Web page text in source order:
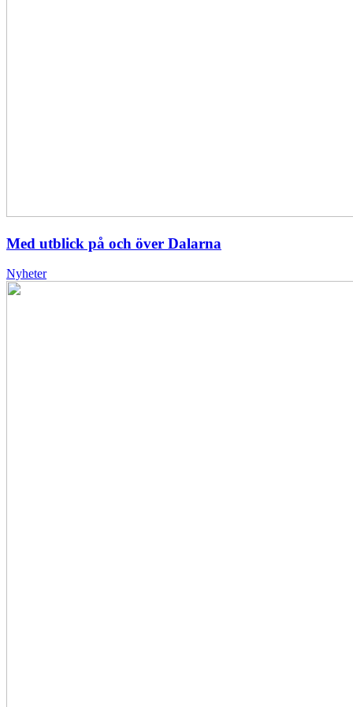
Med utblick på och över Dalarna
Nyheter